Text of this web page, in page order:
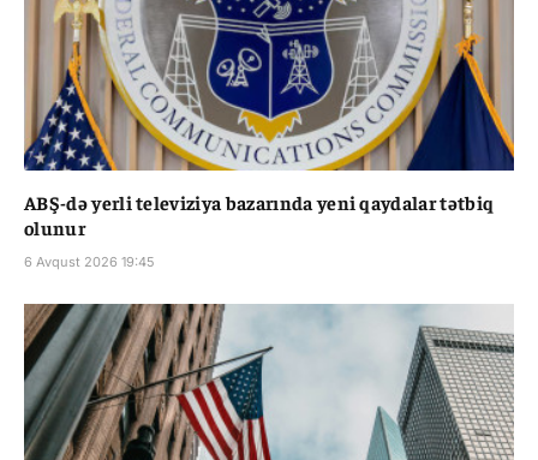
ABŞ-də yerli televiziya bazarında yeni qaydalar tətbiq
olunur
6 Avqust 2026 19:45